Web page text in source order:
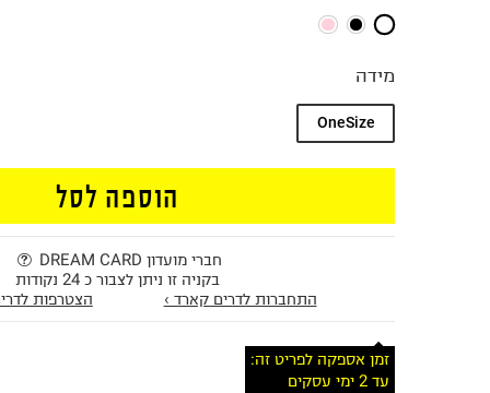
מידה
OneSize
הוספה לסל
חברי מועדון DREAM CARD
בקניה זו ניתן לצבור כ 24 נקודות
התחברות לדרים קארד ›
הצטרפות
זמן אספקה לפריט זה:
עד 2 ימי עסקים